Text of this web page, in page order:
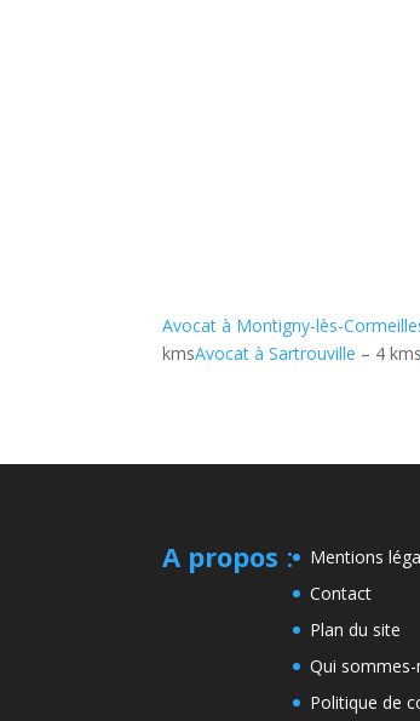
Avocat à Montigny-lès-
kmsAvocat à Sartrouville – 4
A propos :
Mentions
Contact
Plan du site
Qui sommes-
Politique de